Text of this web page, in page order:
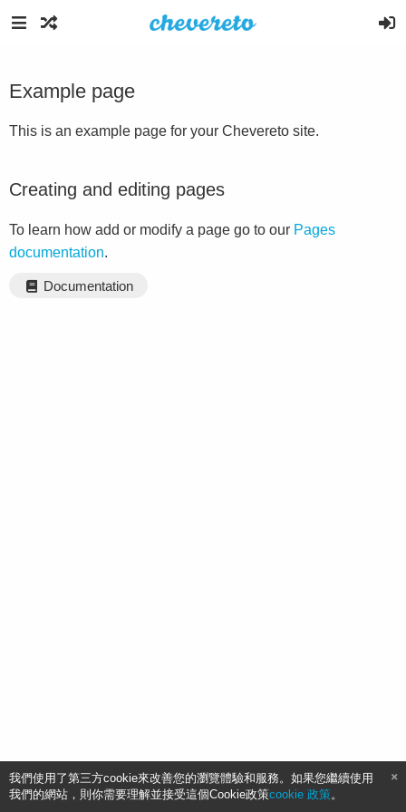
Example page
This is an example page for your Chevereto site.
Creating and editing pages
To learn how add or modify a page go to our Pages
documentation.
Documentation
我們使用了第三方cookie來改善您的瀏覽體驗和服務。如果您繼續使用
我們的網站，則你需要理解並接受這個Cookie政策cookie 政策。